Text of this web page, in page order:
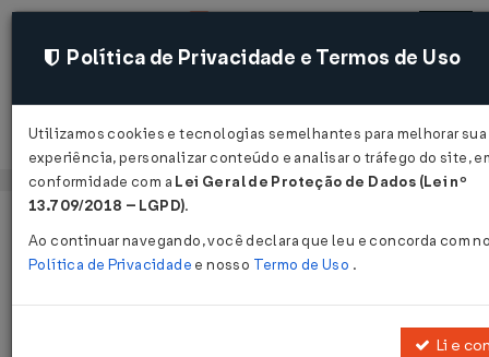
Acessar
Publicado no DOE - BA em 29 dez 2002
Política de Privacidade e Termos de Uso
Utilizamos cookies e tecnologias semelhantes para melhorar sua
experiência, personalizar conteúdo e analisar o tráfego do site,
conformidade com a Lei Geral de Proteção de Dados (Lei nº
13.709/2018 – LGPD).
Ao continuar navegando, você declara que leu e concorda com
Política de Privacidade e nosso Termo de Uso .
Li e